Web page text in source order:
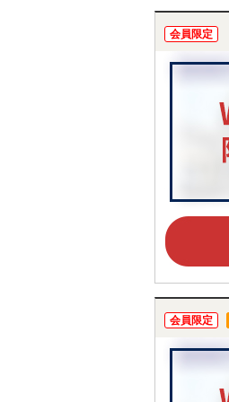
会員限定
会員限定